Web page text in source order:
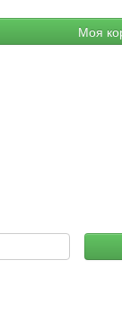
Моя